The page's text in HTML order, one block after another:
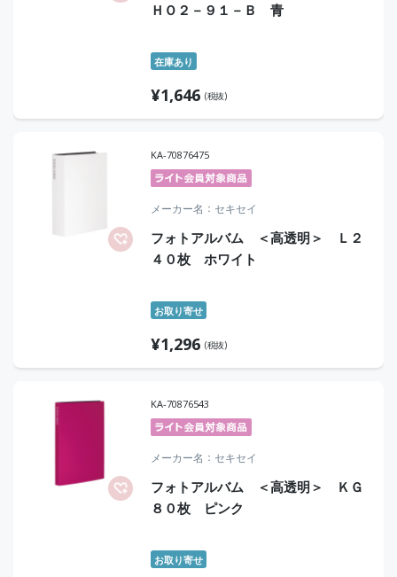
ＨＯ２－９１－Ｂ 青
在庫あり
¥1,646 (税抜)
KA-70876475
メーカー名 セキセイ
フォトアルバム ＜高透明＞ Ｌ２
４０枚 ホワイト
お取り寄せ
¥1,296 (税抜)
KA-70876543
メーカー名 セキセイ
フォトアルバム ＜高透明＞ ＫＧ
８０枚 ピンク
お取り寄せ